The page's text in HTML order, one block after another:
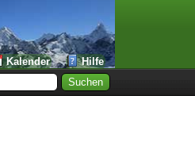
Kalender
Hilfe